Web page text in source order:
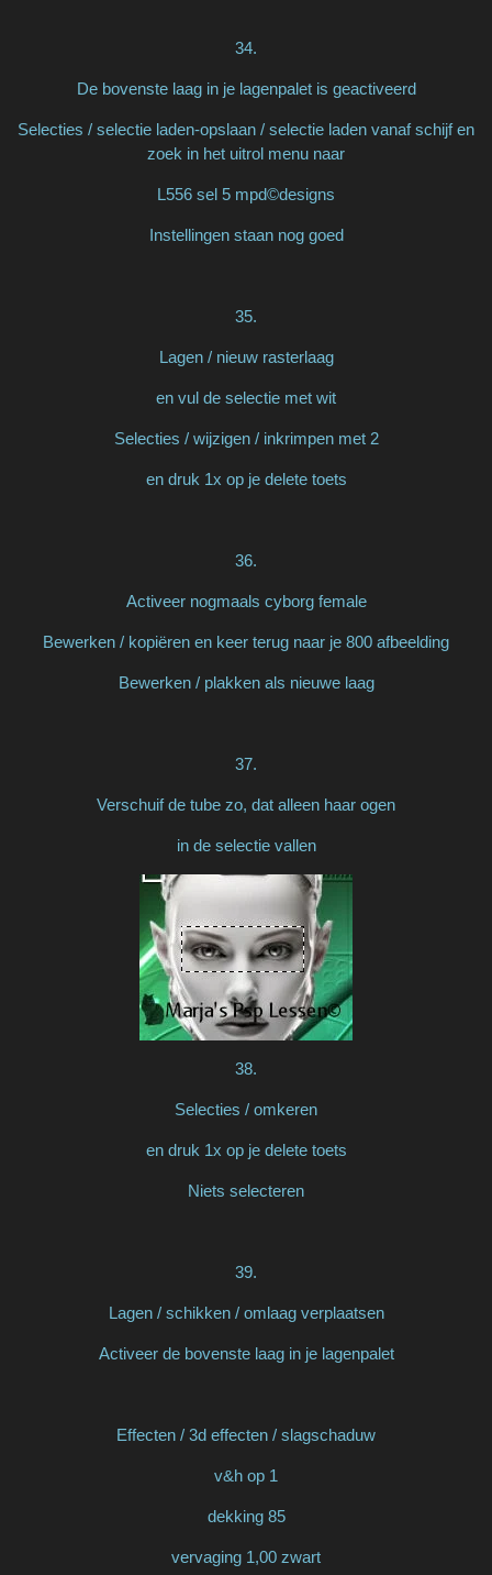
34.
De bovenste laag in je lagenpalet is geactiveerd
Selecties / selectie laden-opslaan / selectie laden vanaf schijf en
zoek in het uitrol menu naar
L556 sel 5 mpd©designs
Instellingen staan nog goed
35.
Lagen / nieuw rasterlaag
en vul de selectie met wit
Selecties / wijzigen / inkrimpen met 2
en druk 1x op je delete toets
36.
Activeer nogmaals cyborg female
Bewerken / kopiëren en keer terug naar je 800 afbeelding
Bewerken / plakken als nieuwe laag
37.
Verschuif de tube zo, dat alleen haar ogen
in de selectie vallen
38.
Selecties / omkeren
en druk 1x op je delete toets
Niets selecteren
39.
Lagen / schikken / omlaag verplaatsen
Activeer de bovenste laag in je lagenpalet
Effecten / 3d effecten / slagschaduw
v&h op 1
dekking 85
vervaging 1,00 zwart